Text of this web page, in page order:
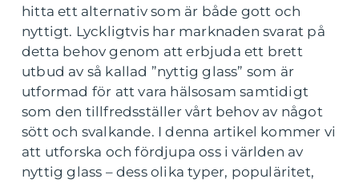
hitta ett alternativ som är både gott och
nyttigt. Lyckligtvis har marknaden svarat på
detta behov genom att erbjuda ett brett
utbud av så kallad ”nyttig glass” som är
utformad för att vara hälsosam samtidigt
som den tillfredsställer vårt behov av något
sött och svalkande. I denna artikel kommer vi
att utforska och fördjupa oss i världen av
nyttig glass – dess olika typer, populäritet,